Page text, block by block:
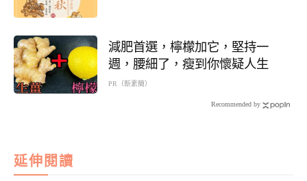
減肥首選，檸檬加它，堅持一
週，腰細了，瘦到你懷疑人生
PR（新素簡）
Recommended by
延伸閱讀